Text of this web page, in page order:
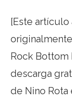
[Este
Rock Bottom
descarga
de Nino